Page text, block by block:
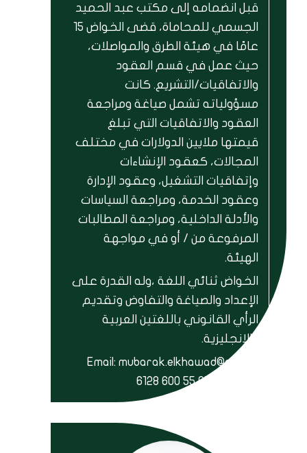
قبل انضمامه إلى مكتب عبد الحميد
الجسمي للمحاماة، قضى الخواض 15
عامًا في هيئة الطرق والمواصلات،
حيث عمل في قسم العقود
والاتفاقيات/التشريع. كانت
مسؤولياته تشمل صياغة ومراجعة
العقود والاتفاقيات التي تبلغ
قيمتها ملايين الدولارات في مختلف
المجالات، كعقود الإنشاءات
وإتفاقيات التشغيل، وعقود الإدارة
وعقود الخدمة، ومراجعة السياسات
والأدلة الداخلية، ومراجعة المطالبات
المرفوعة من / أو في مواجهة
الهيئة.
الخواض ثنائي اللغة ،وله القدرة على
الإعداد والصياغة والتفاوض وتقديم
الرأي القانوني باللغتين العربية
والإنجليزية.
Email: mubarak.elkhawad@ajlc.ae